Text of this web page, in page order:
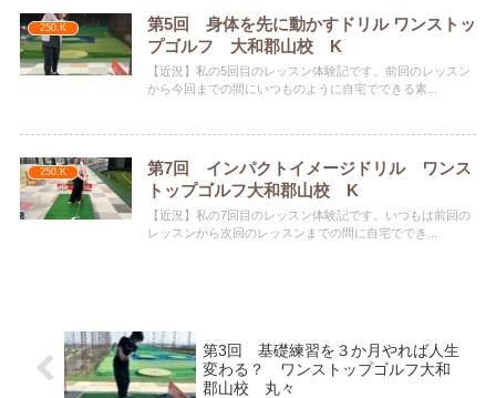
250.K
第5回 身体を先に動かすドリル ワンストッ
プゴルフ 大和郡山校 K
【近況】私の5回目のレッスン体験記です。前回のレッスン
から今回までの間にいつものように自宅でできる素...
250.K
第7回 インパクトイメージドリル ワンス
トップゴルフ大和郡山校 K
【近況】私の7回目のレッスン体験記です。いつもは前回の
レッスンから次回のレッスンまでの間に自宅ででき...
第3回 基礎練習を３か月やれば人生
変わる？ ワンストップゴルフ大和
郡山校 丸々